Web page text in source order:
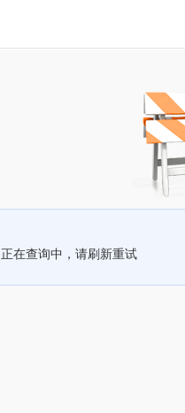
正在查询中，请刷新重试